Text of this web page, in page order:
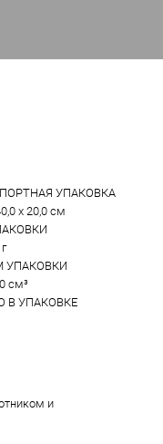
УПАКОВКА
x 20,0 см
УПАКОВКИ
см³
В УПАКОВКЕ
и